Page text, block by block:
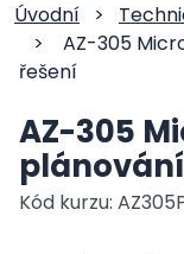
Úvodní >
>
AZ-305
řešení
AZ-305
Kód kurzu: